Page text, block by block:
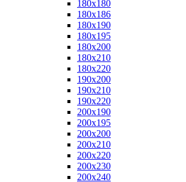
180x180
180x186
180x190
180x195
180x200
180x210
180x220
190x200
190x210
190x220
200x190
200x195
200x200
200x210
200x220
200x230
200x240